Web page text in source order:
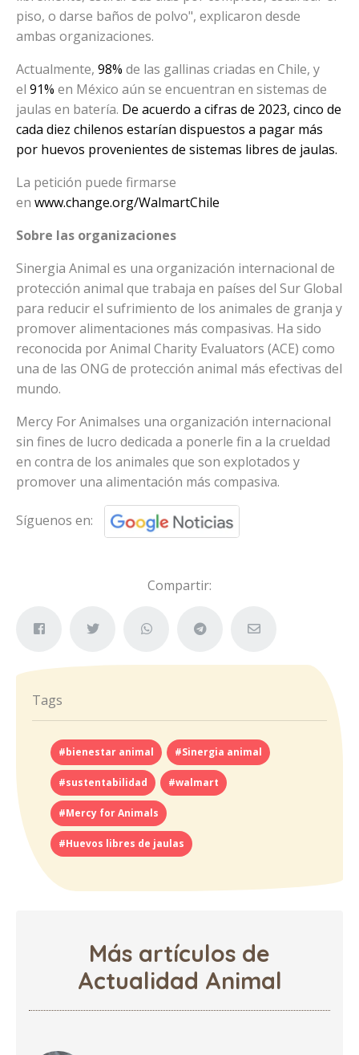
piso, o darse baños de polvo", explicaron desde
ambas organizaciones.
Actualmente, 98% de las gallinas criadas en Chile, y
el 91% en México aún se encuentran en sistemas de
jaulas en batería. De acuerdo a cifras de 2023, cinco de
cada diez chilenos estarían dispuestos a pagar más
por huevos provenientes de sistemas libres de jaulas.
La petición puede firmarse
en www.change.org/WalmartChile
Sobre las organizaciones
Sinergia Animal es una organización internacional de
protección animal que trabaja en países del Sur Global
para reducir el sufrimiento de los animales de granja y
promover alimentaciones más compasivas. Ha sido
reconocida por Animal Charity Evaluators (ACE) como
una de las ONG de protección animal más efectivas del
mundo.
Mercy For Animalses una organización internacional
sin fines de lucro dedicada a ponerle fin a la crueldad
en contra de los animales que son explotados y
promover una alimentación más compasiva.
Síguenos en:
Compartir:
Tags
#bienestar animal #Sinergia animal
#sustentabilidad #walmart
#Mercy for Animals
#Huevos libres de jaulas
Más artículos de
Actualidad Animal